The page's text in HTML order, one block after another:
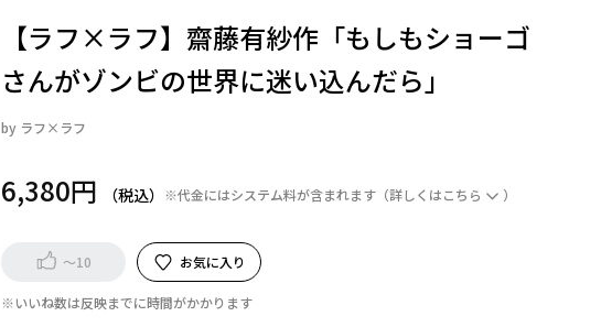
【ラフ×ラフ】齋藤有紗作「もしもショーゴ
さんがゾンビの世界に迷い込んだら」
by ラフ×ラフ
6,380円 ※代金にはシステム料が含まれます （詳しくはこちら ）
～10 お気に入り
※いいね数は反映までに時間がかかります